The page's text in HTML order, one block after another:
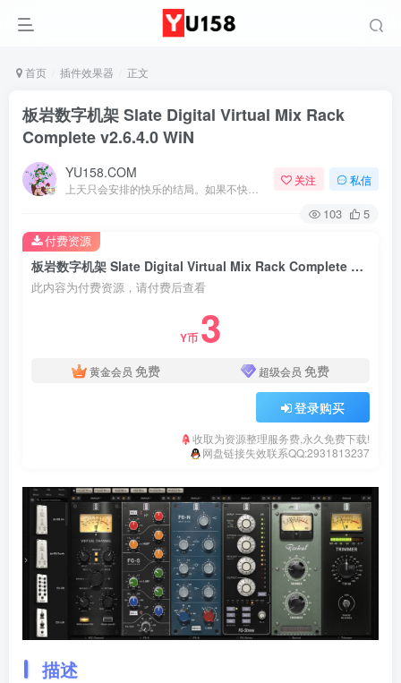
首页 插件效果器 正文
板岩数字机架 Slate Digital Virtual Mix Rack
Complete v2.6.4.0 WiN
YU158.COM 关注 私信
103 5
板岩数字机架 Slate Digital Virtual Mix Rack Complete v2.6.4.0 WiN
此内容为付费资源，请付费后查看
Y币 3
黄金会员 免费 超级会员 免费
登录购买
收取为资源整理服务费,永久免费下载!
网盘链接失效联系QQ:2931813237
付费资源
描述